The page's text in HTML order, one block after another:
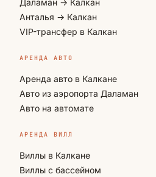
Анталья → Калкан
VIP-трансфер в Калкан
АРЕНДА АВТО
Аренда авто в Калкане
Авто из аэропорта Даламан
Авто на автомате
АРЕНДА ВИЛЛ
Виллы в Калкане
Виллы с бассейном